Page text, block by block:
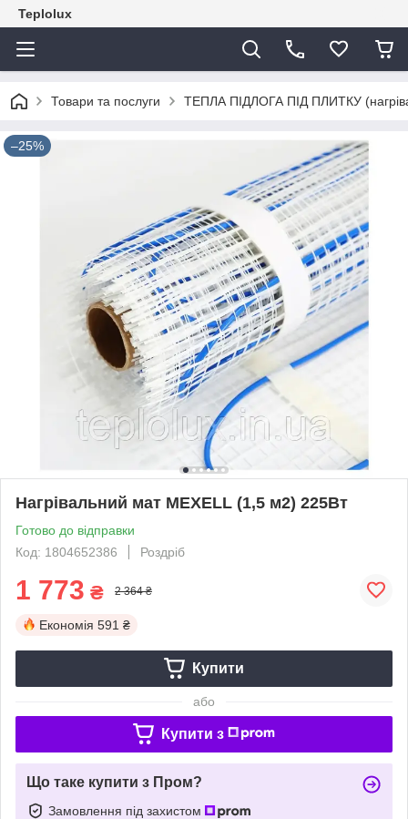
Teplolux
Товари та послуги ТЕПЛА ПІДЛОГА ПІД ПЛИТКУ
–25%
Нагрівальний мат MEXELL (1,5 м2) 225Вт
Готово до відправки
Код: 1804652386
Роздріб
1 773 ₴ 2 364 ₴
Економія 591 ₴
Купити
або
Купити з
Що таке купити з Пром?
Замовлення під захистом